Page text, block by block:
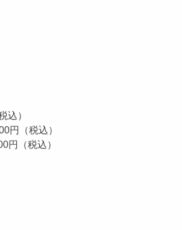
込）
円（税込）
（税込）